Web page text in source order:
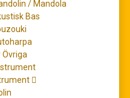
/ Mandola
Bas
Frideric:
Rodelinda,
Regina de’
Longobardi
HWV 19 -